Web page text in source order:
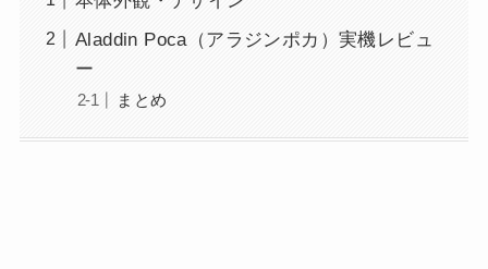
Aladdin Poca（アラジンポカ）実機レビュ
ー
まとめ